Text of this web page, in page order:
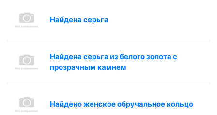
Найдена серьга
Найдена серьга из белого золота с
прозрачным камнем
Найдено женское обручальное кольцо